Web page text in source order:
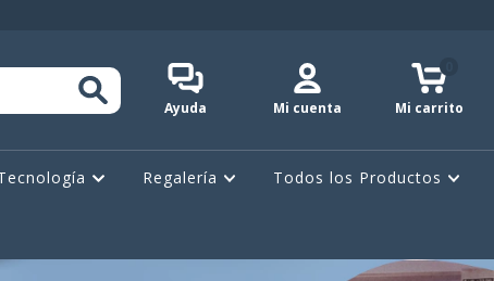
Ayuda Mi cuenta Mi carrito
Regalería Todos los Productos